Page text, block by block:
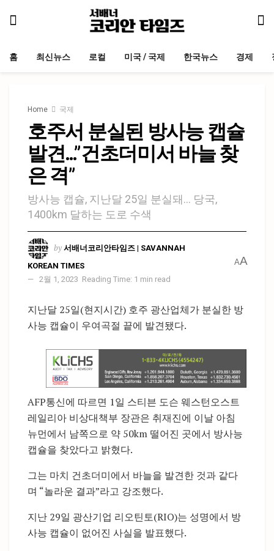
홈 최신뉴스 로컬 미국 / 국제 한국뉴스 경제
Home 국제
호주서 분실된 방사능 캡슐
발견…”건초더미서 바늘 찾
은 격”
방사능 캡슐, 지난달 25일 분실돼… 당국,
1400km 달하는 도로 수색
by 서배너코리안타임즈 | SAVANNAH
KOREAN TIMES
2월 1, 2023 Reading Time: 1 min read
AA
지난달 25일(현지시간) 호주 광산업체가 분실한 방
사능 캡슐이 우여곡절 끝에 발견됐다.
AFP통신에 따르면 1일 스티븐 도슨 웨스턴오스트
레일리아 비상대책부 장관은 취재진에 이날 아침
뉴먼에서 남쪽으로 약 50km 떨어진 곳에서 방사능
캡슐을 찾았다고 밝혔다.
그는 마치 건초더미에서 바늘을 발견한 것과 같다
며 “놀라운 결과”라고 강조했다.
지난 29일 광산기업 리오틴토(RIO)는 성명에서 방
사능 캡슐이 없어진 사실을 발표했다.